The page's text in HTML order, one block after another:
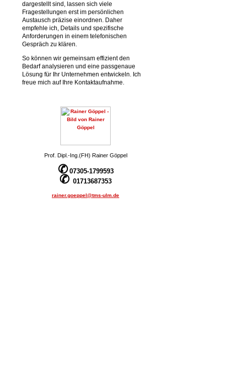
dargestellt sind, lassen sich viele
Fragestellungen erst im persönlichen
Austausch präzise einordnen. Daher
empfehle ich, Details und spezifische
Anforderungen in einem telefonischen
Gespräch zu klären.
So können wir gemeinsam effizient den
Bedarf analysieren und eine passgenaue
Lösung für Ihr Unternehmen entwickeln. Ich
freue mich auf Ihre Kontaktaufnahme.
Prof. Dipl.-Ing.(FH) Rainer Göppel
✆ 07305-1799593
✆ 01713687353
rainer.goeppel@tms-ulm.de